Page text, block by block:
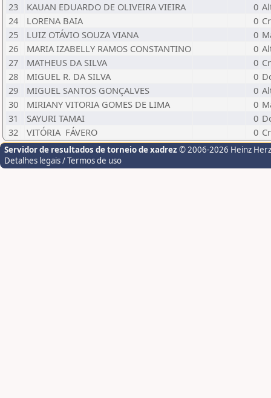
23
KAUAN EDUARDO DE OLIVEIRA VIEIRA 0
24
LORENA BAIA 0
25
LUIZ OTÁVIO SOUZA VIANA 0
26
MARIA IZABELLY RAMOS CONSTANTINO 0
27
MATHEUS DA SILVA 0
28
MIGUEL R. DA SILVA 0
29
MIGUEL SANTOS GONÇALVES 0
30
MIRIANY VITORIA GOMES DE LIMA 0
31
SAYURI TAMAI 0
32
VITÓRIA FÁVERO 0
Servidor de resultados de torneio de xadrez © 2006-2026 Heinz
Detalhes legais / Termos de uso